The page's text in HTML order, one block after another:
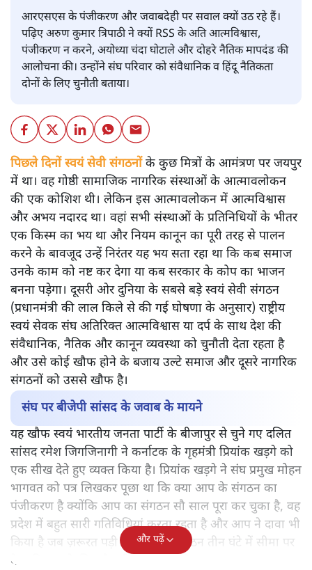
आरएसएस के पंजीकरण और जवाबदेही पर सवाल क्यों उठ रहे हैं।
पढ़िए अरुण कुमार त्रिपाठी ने क्यों RSS के अति आत्मविश्वास,
पंजीकरण न करने, अयोध्या चंदा घोटाले और दोहरे नैतिक मापदंड की
आलोचना की। उन्होंने संघ परिवार को संवैधानिक व हिंदू नैतिकता
दोनों के लिए चुनौती बताया।
पिछले दिनों स्वयं सेवी संगठनोंके कुछ मित्रों के आमंत्रण पर जयपुर
में था। वह गोष्ठी सामाजिक नागरिक संस्थाओं के आत्मावलोकन
की एक कोशिश थी। लेकिन इस आत्मावलोकन में आत्मविश्वास
और अभय नदारद था। वहां सभी संस्थाओं के प्रतिनिधियों के भीतर
एक किस्म का भय था और नियम कानून का पूरी तरह से पालन
करने के बावजूद उन्हें निरंतर यह भय सता रहा था कि कब समाज
उनके काम को नष्ट कर देगा या कब सरकार के कोप का भाजन
बनना पड़ेगा। दूसरी ओर दुनिया के सबसे बड़े स्वयं सेवी संगठन
(प्रधानमंत्री की लाल किले से की गई घोषणा के अनुसार) राष्ट्रीय
स्वयं सेवक संघ अतिरिक्त आत्मविश्वास या दर्प के साथ देश की
संवैधानिक, नैतिक और कानून व्यवस्था को चुनौती देता रहता है
और उसे कोई खौफ होने के बजाय उल्टे समाज और दूसरे नागरिक
संगठनों को उससे खौफ है।
संघ पर बीजेपी सांसद के जवाब के मायने
यह खौफ स्वयं भारतीय जनता पार्टी के बीजापुर से चुने गए दलित
सांसद रमेश जिगजिनागी ने कर्नाटक के गृहमंत्री प्रियांक खड़गे को
एक सीख देते हुए व्यक्त किया है। प्रियांक खड़गे ने संघ प्रमुख मोहन
भागवत को पत्र लिखकर पूछा था कि क्या आप के संगठन का
पंजीकरण है क्योंकि आप का संगठन सौ साल पूरा कर चुका है, वह
प्रदेश में बहुत सारी गतिविधियां करता रहता है और आप ने दावा भी
किया है जब ज़रूरत पड़ी तो आप का संगठन तीन घंटे में सीमा पर
देश की रक्षा के लिए तैनाती कर सकता है।
और पढ़ें